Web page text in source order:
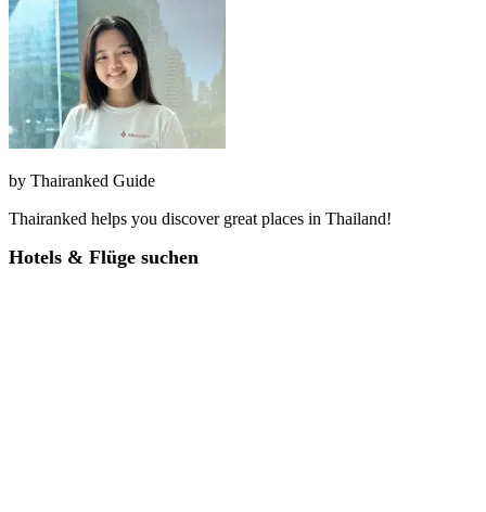
by Thairanked Guide
Thairanked helps you discover great places in Thailand!
Hotels & Flüge suchen